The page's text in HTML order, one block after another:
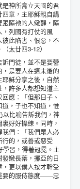
神所膏立天國的君
章，主耶穌親自講
隨祂的人儆醒，隨
列國有打仗的風
此陷害、恨惡，不
太廿四3-12）
門徒，並不是要營
是要人在這末後的
穌分享之後，自然
許多人都想知道主
應：「但那日子、
，子也不知道，惟
比喻告訴我們，神
好好操練。同時，
們：「我們眾人必
的，或善或惡受
習，得著冠冕。主
嫩長葉，挪亞的日
更以僕人按才幹受
要的服侍態度——忠